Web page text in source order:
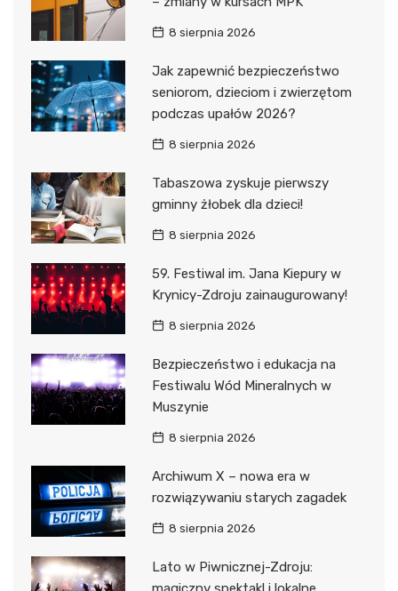
8 sierpnia 2026
Jak zapewnić bezpieczeństwo
seniorom, dzieciom i zwierzętom
podczas upałów 2026?
8 sierpnia 2026
Tabaszowa zyskuje pierwszy
gminny żłobek dla dzieci!
8 sierpnia 2026
59. Festiwal im. Jana Kiepury w
Krynicy-Zdroju zainaugurowany!
8 sierpnia 2026
Bezpieczeństwo i edukacja na
Festiwalu Wód Mineralnych w
Muszynie
8 sierpnia 2026
Archiwum X – nowa era w
rozwiązywaniu starych zagadek
8 sierpnia 2026
Lato w Piwnicznej-Zdroju: